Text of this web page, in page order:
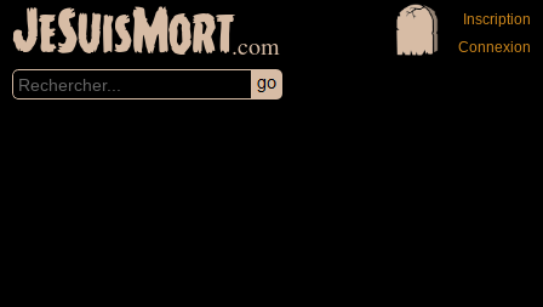
JeSuisMort.com
Inscription
Connexion